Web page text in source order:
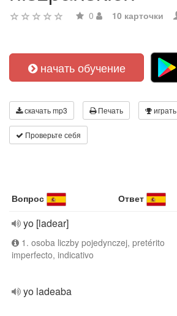
0 10 карточки
начать обучение
скачать mp3 Печать играть
Проверьте себя
Вопрос Ответ
yo [ladear]
1. osoba liczby pojedynczej, pretérito
imperfecto, indicativo
yo ladeaba